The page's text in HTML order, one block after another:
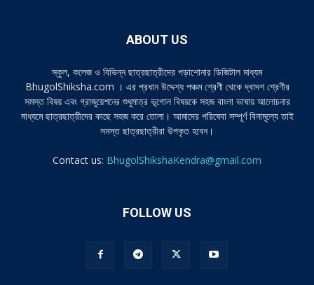
ABOUT US
স্কুল, কলেজ ও বিভিন্ন ছাত্রছাত্রীদের পড়াশোনার ডিজিটাল মাধ্যম
BhugolShiksha.com । এর প্রধান উদ্দেশ্য পঞ্চম শ্রেণী থেকে দ্বাদশ শ্রেণীর
সমস্ত বিষয় এবং গ্রাজুয়েশনের শুধুমাত্র ভূগোল বিষয়কে সহজ বাংলা ভাষায় আলোচনার
মাধ্যমে ছাত্রছাত্রীদের কাছে সহজ করে তোলা। আমাদের পরিষেবা সম্পূর্ণ বিনামূল্যে তাই
সমস্ত ছাত্রছাত্রীরা উপকৃত হবেন।
Contact us: BhugolShikshaKendra@gmail.com
FOLLOW US